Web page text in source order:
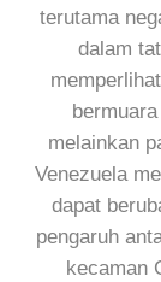
terutama
dalam
melainkan
Venezuela
dapat
pengaruh
kecaman